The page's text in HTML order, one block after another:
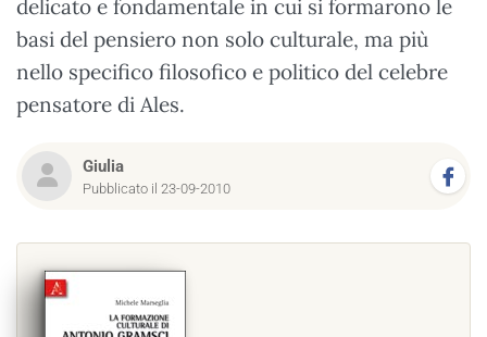
delicato e fondamentale in cui si formarono le
basi del pensiero non solo culturale, ma più
nello specifico filosofico e politico del celebre
pensatore di Ales.
Giulia
Pubblicato il 23-09-2010